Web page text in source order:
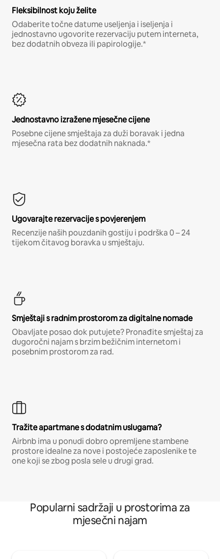
Fleksibilnost koju želite
Odaberite točne datume useljenja i iseljenja i
jednostavno ugovorite rezervaciju putem interneta,
bez dodatnih obveza ili papirologije.*
Jednostavno izražene mjesečne cijene
Posebne cijene smještaja za duži boravak i jedna
mjesečna rata bez dodatnih naknada.*
Ugovarajte rezervacije s povjerenjem
Recenzije naših pouzdanih gostiju i podrška 0 – 24
tijekom čitavog boravka u smještaju.
Smještaji s radnim prostorom za digitalne nomade
Obavljate posao dok putujete? Pronađite smještaj za
dugoročni najam s brzim bežičnim internetom i
posebnim prostorom za rad.
Tražite apartmane s dodatnim uslugama?
Airbnb ima u ponudi dobro opremljene stambene
prostore idealne za nove i postojeće zaposlenike te
one koji se zbog posla sele u drugi grad.
Popularni sadržaji u prostorima za
mjesečni najam